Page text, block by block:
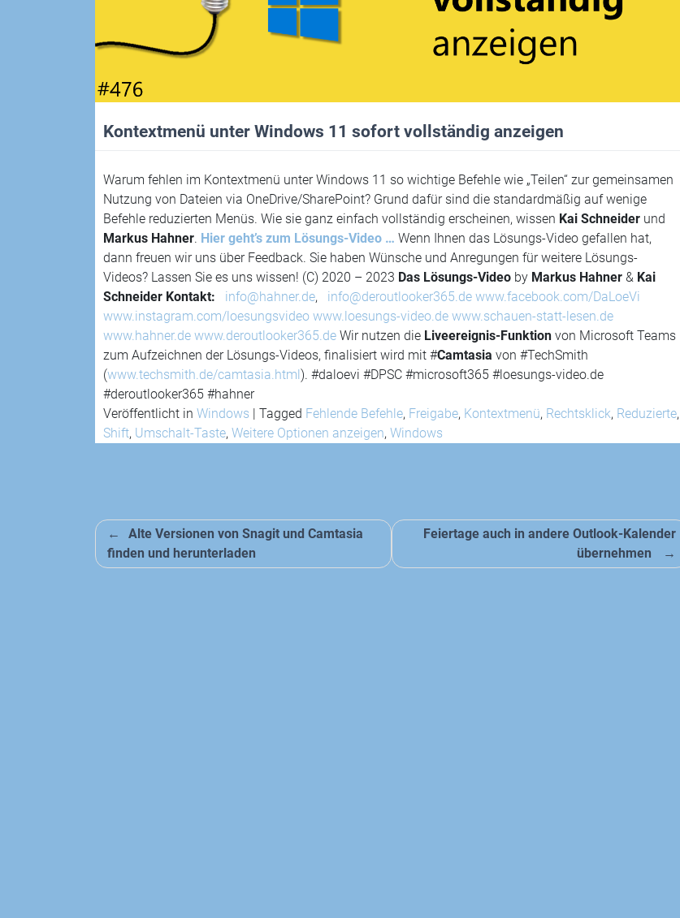
Kontextmenü unter Windows 11 sofort vollständig anzeigen
Warum fehlen im Kontextmenü unter Windows 11 so wichtige Befehle wie „Teilen“ zur gemeinsamen
Nutzung von Dateien via OneDrive/SharePoint? Grund dafür sind die standardmäßig auf wenige
Befehle reduzierten Menüs. Wie sie ganz einfach vollständig erscheinen, wissen Kai Schneider und
Markus Hahner. Hier geht’s zum Lösungs-Video … Wenn Ihnen das Lösungs-Video gefallen hat,
dann freuen wir uns über Feedback. Sie haben Wünsche und Anregungen für weitere Lösungs-
Videos? Lassen Sie es uns wissen! (C) 2020 – 2023 Das Lösungs-Video by Markus Hahner & Kai
Schneider Kontakt: info@hahner.de, info@deroutlooker365.de www.facebook.com/DaLoeVi
www.instagram.com/loesungsvideo www.loesungs-video.de www.schauen-statt-lesen.de
www.hahner.de www.deroutlooker365.de Wir nutzen die Liveereignis-Funktion von Microsoft Teams
zum Aufzeichnen der Lösungs-Videos, finalisiert wird mit #Camtasia von #TechSmith
(www.techsmith.de/camtasia.html ). #daloevi #DPSC #microsoft365 #loesungs-video.de
#deroutlooker365 #hahner
Veröffentlicht in Windows Tagged Fehlende Befehle, Freigabe, Kontextmenü, Rechtsklick, Reduzierte,
Shift, Umschalt-Taste, Weitere Optionen anzeigen, Windows
Beitragsnavigation
Alte Versionen von Snagit und Camtasia
finden und herunterladen
Feiertage auch in andere Outlook-Kalender
übernehmen